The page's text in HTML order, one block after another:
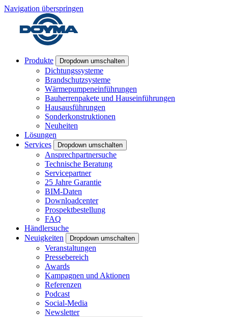
Navigation überspringen
Produkte Dropdown umschalten
Dichtungssysteme
Brandschutzsysteme
Wärmepumpeneinführungen
Bauherrenpakete und Hauseinführungen
Hausausführungen
Sonderkonstruktionen
Neuheiten
Lösungen
Services
Dropdown umschalten
Ansprechpartnersuche
Technische Beratung
Servicepartner
25 Jahre Garantie
BIM-Daten
Downloadcenter
Prospektbestellung
FAQ
Händlersuche
Neuigkeiten
Dropdown umschalten
Veranstaltungen
Pressebereich
Awards
Kampagnen und Aktionen
Referenzen
Podcast
Social-Media
Newsletter